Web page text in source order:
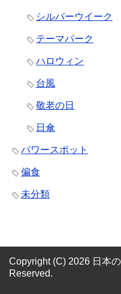
シルバーウイーク
テーマパーク
ハロウィン
台風
敬老の日
日傘
パワースポット
偏食
未分類
Copyright (C) 2026 日本
Reserved.